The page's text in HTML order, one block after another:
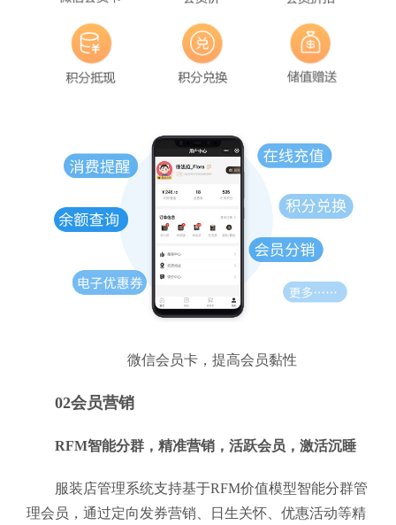
微信会员卡，提高会员黏性
02会员营销
RFM智能分群，精准营销，活跃会员，激活沉睡
服装店管理系统支持基于RFM价值模型智能分群管
理会员，通过定向发券营销、日生关怀、优惠活动等精